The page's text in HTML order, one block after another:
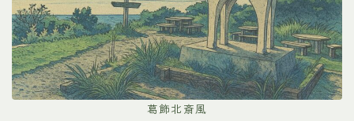
葛飾北斎風